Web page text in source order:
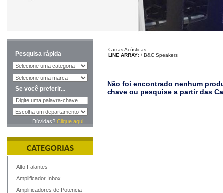
Pesquisa rápida
Se você preferir...
Dúvidas? Clique aqui
Alto Falantes
Amplificador Inbox
Amplificadores de Potencia
Caixas Acústicas
LINE ARRAY: / B&C Speakers
Não foi encontrado nenhum
chave ou pesquise a partir das